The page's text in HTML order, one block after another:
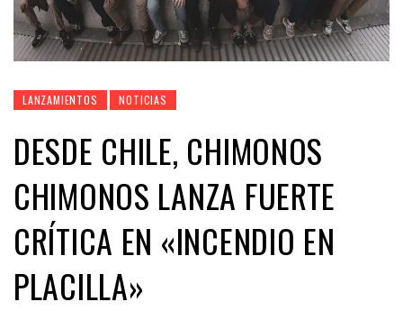
LANZAMIENTOS NOTICIAS
DESDE CHILE, CHIMONOS
CHIMONOS LANZA FUERTE
CRÍTICA EN «INCENDIO EN
PLACILLA»